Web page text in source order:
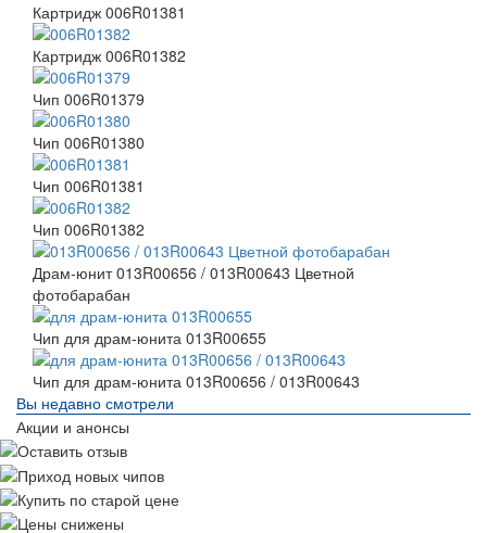
Картридж 006R01381
Картридж 006R01382
Чип 006R01379
Чип 006R01380
Чип 006R01381
Чип 006R01382
Драм-юнит 013R00656 / 013R00643 Цветной
фотобарабан
Чип для драм-юнита 013R00655
Чип для драм-юнита 013R00656 / 013R00643
Вы недавно смотрели
Акции и анонсы